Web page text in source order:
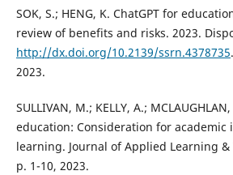
SOK, S.; HENG, K. ChatGPT for
review of benefits and risks. 2023.
http://dx.doi.org/10.2139/ssrn.4378735
2023.
SULLIVAN, M.; KELLY, A.;
education: Consideration for
learning. Journal of Applied Learning &
p. 1-10, 2023.